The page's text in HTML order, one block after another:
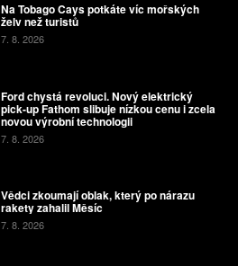
Na Tobago Cays potkáte víc mořských
želv než turistů
7. 8. 2026
Ford chystá revoluci. Nový elektrický
pick-up Fathom slibuje nízkou cenu i zcela
novou výrobní technologii
7. 8. 2026
Vědci zkoumají oblak, který po nárazu
rakety zahalil Měsíc
7. 8. 2026